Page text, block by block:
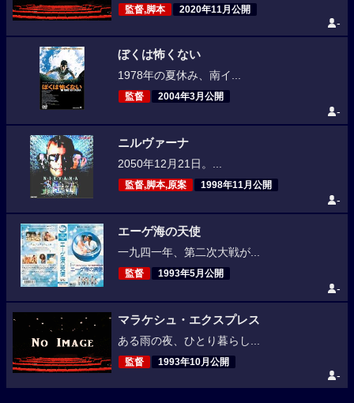
監督,脚本 2020年11月公開
-
ぼくは怖くない
1978年の夏休み、南イ...
監督 2004年3月公開
-
ニルヴァーナ
2050年12月21日。...
監督,脚本,原案 1998年11月公開
-
エーゲ海の天使
一九四一年、第二次大戦が...
監督 1993年5月公開
-
マラケシュ・エクスプレス
ある雨の夜、ひとり暮らし...
監督 1993年10月公開
-